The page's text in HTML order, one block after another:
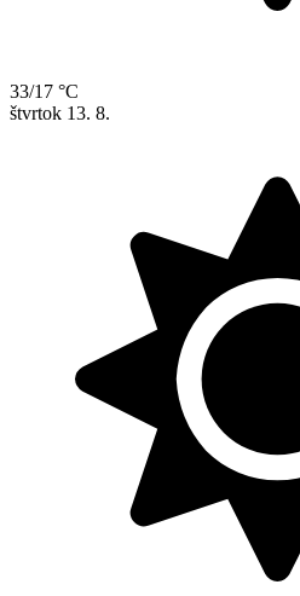
33/17 °C
štvrtok 13. 8.